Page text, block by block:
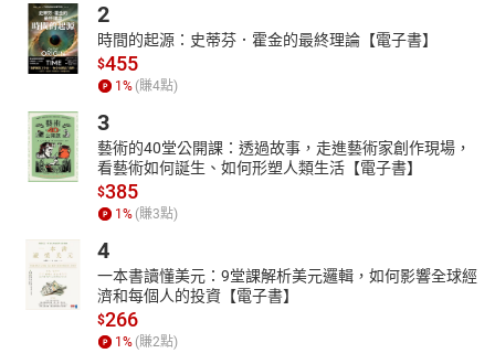
書中也提醒，雖然AI設計工具操作容易上手，但要達成高水準輸
出，仍需理解設計原則，如審美、功能性與創新性。書末更指出AI
設計在教育、商業與文化領域的未來應用趨勢，強調擁抱AI即是擁
抱變化、擁抱機會，鼓勵每位創作者以開放心態迎接智慧創意時代
的來臨。
本書特色：本書深入探討AIGC在視覺傳達設計中的應用，結合理論
與實踐，展示如何運用Midjourney等AI工具提升創作效率與創意表
現。書中內容涵蓋包裝、Logo、品牌IP與UI設計等多元領域，透過
詳細提示詞解析與操作教學，引導讀者由淺入深掌握AIGC設計流
程，適合希望學習AI設計思維與實戰技巧的創作者。
2
時間的起源：史蒂芬．霍金的最終理論【電子書】
$455
1 % (賺4點)
3
藝術的40堂公開課：透過故事，走進藝術家創作現場，
看藝術如何誕生、如何形塑人類生活【電子書】
$385
1 % (賺3點)
4
一本書讀懂美元：9堂課解析美元邏輯，如何影響全球經
濟和每個人的投資【電子書】
$266
1 % (賺2點)